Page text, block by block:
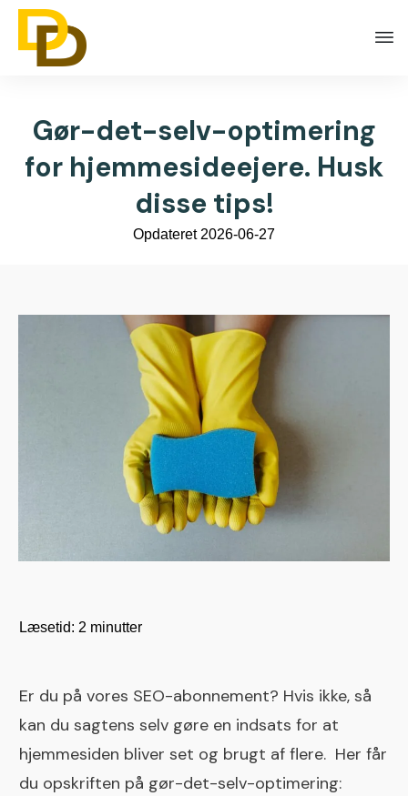
Gør-det-selv-optimering
for hjemmesideejere. Husk
disse tips!
Opdateret 2026-06-27
Læsetid: 2 minutter
Er du på vores SEO-abonnement? Hvis ikke, så
kan du sagtens selv gøre en indsats for at
hjemmesiden bliver set og brugt af flere. Her får
du opskriften på gør-det-selv-optimering: